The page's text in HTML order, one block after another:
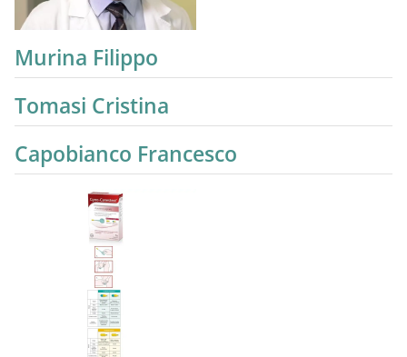
Murina Filippo
Tomasi Cristina
Capobianco Francesco